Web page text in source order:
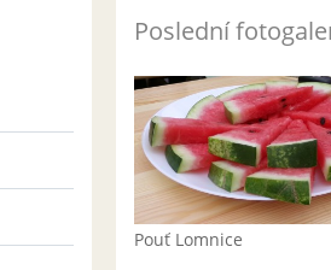
Poslední
Pouť Lomnice